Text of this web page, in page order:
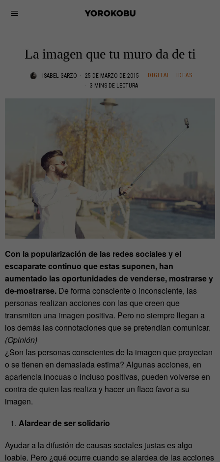
La imagen que tu muro da de ti
ISABEL GARZO 25 DE MARZO DE 2015 DIGITAL ·
IDEAS
3 MINS DE LECTURA
Con la popularización de las redes sociales y el
escaparate continuo que estas suponen, han
aumentado las oportunidades de venderse, mostrarse y
de-mostrarse. De forma consciente o inconsciente, las
personas realizan acciones con las que creen que
transmiten una imagen positiva. Pero no siempre llegan a
los demás las connotaciones que se pretendían comunicar.
(Opinión)
¿Son las personas conscientes de la imagen que proyectan
o se tienen en demasiada estima? Algunas acciones, en
apariencia inocuas o incluso positivas, pueden volverse en
contra de quien las realiza y hacer un flaco favor a su
imagen.
Alardear de ser solidario
Ayudar a la difusión de causas sociales justas es algo
loable. Pero ¿qué ocurre cuando se alardea de las acciones